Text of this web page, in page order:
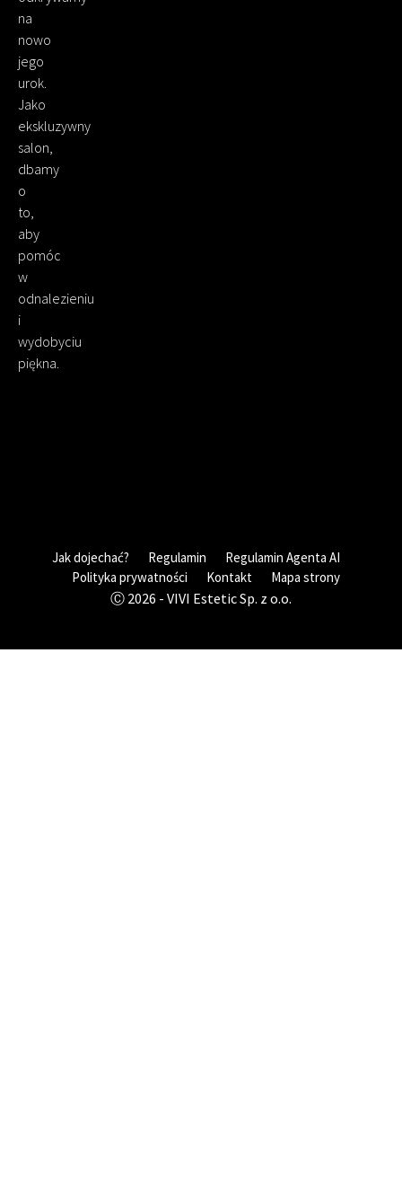
na
nowo
jego
urok.
Jako
ekskluzywny
salon,
dbamy
o
to,
aby
pomóc
w
odnalezieniu
i
wydobyciu
piękna.
Jak dojechać? Regulamin
Regulamin Agenta AI
Polityka prywatności
Kontakt Mapa strony
Ⓒ 2026 - VIVI Estetic Sp. z o.o.